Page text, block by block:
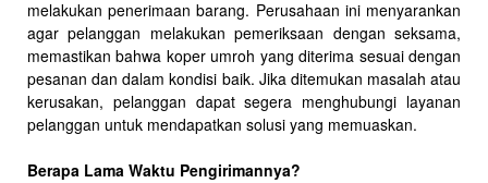
melakukan penerimaan barang. Perusahaan ini menyarankan
agar pelanggan melakukan pemeriksaan dengan seksama,
memastikan bahwa koper umroh yang diterima sesuai dengan
pesanan dan dalam kondisi baik. Jika ditemukan masalah atau
kerusakan, pelanggan dapat segera menghubungi layanan
pelanggan untuk mendapatkan solusi yang memuaskan.
Berapa Lama Waktu Pengirimannya?